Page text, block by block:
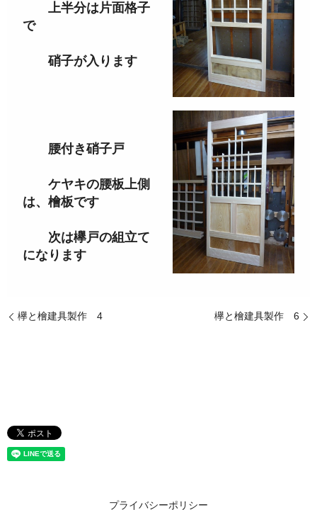
上半分は片面格子
で
硝子が入ります
腰付き硝子戸
ケヤキの腰板上側
は、檜板です
次は欅戸の組立て
になります
欅と檜建具製作 4 欅と檜建具製作 6
プライバシーポリシー